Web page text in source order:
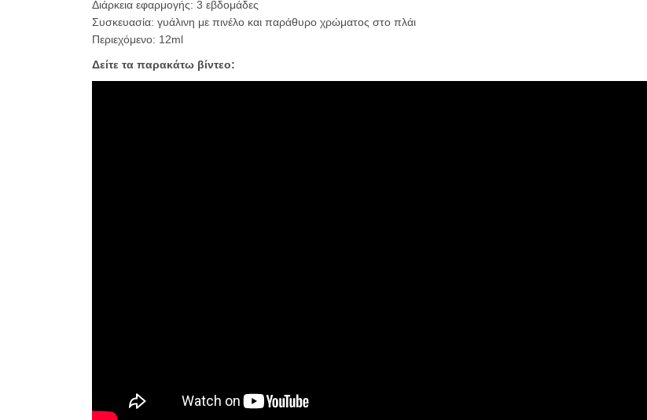
Διάρκεια εφαρμογής: 3 εβδομάδες
Συσκευασία: γυάλινη με πινέλο και παράθυρο χρώματος στο πλάι
Περιεχόμενο: 12ml
Δείτε τα παρακάτω βίντεο: